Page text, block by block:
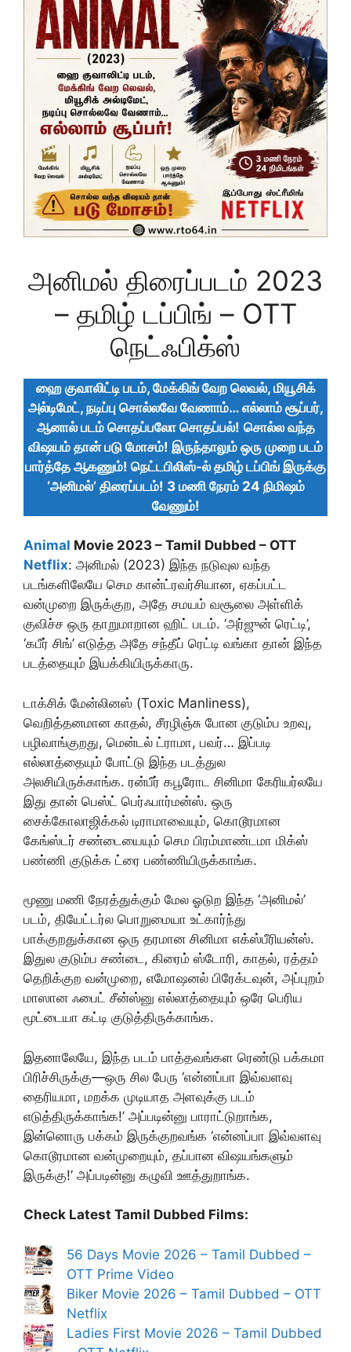
அனிமல் திரைப்படம் 2023
– தமிழ் டப்பிங் – OTT
நெட்ஃபிக்ஸ்
ஹை குவாலிட்டி படம், மேக்கிங் வேற லெவல், மியூசிக்
அல்டிமேட், நடிப்பு சொல்லவே வேணாம்… எல்லாம் சூப்பர்,
ஆனால் படம் சொதப்பலோ சொதப்பல்! சொல்ல வந்த
விஷயம் தான் படு மோசம்! இருந்தாலும் ஒரு முறை படம்
பார்த்தே ஆகணும்! நெட்டபிலிஸ்-ல் தமிழ் டப்பிங் இருக்கு
‘அனிமல்’ திரைப்படம்! 3 மணி நேரம் 24 நிமிஷம்
வேணும்!
Animal Movie 2023 – Tamil Dubbed – OTT
Netflix: அனிமல் (2023) இந்த நடுவுல வந்த
படங்களிலேயே செம கான்ட்ரவர்சியான, ஏகப்பட்ட
வன்முறை இருக்குற, அதே சமயம் வசூலை அள்ளிக்
குவிச்ச ஒரு தாறுமாறான ஹிட் படம். ‘அர்ஜுன் ரெட்டி’,
‘கபீர் சிங்’ எடுத்த அதே சந்தீப் ரெட்டி வங்கா தான் இந்த
படத்தையும் இயக்கியிருக்காரு.
டாக்சிக் மேன்லினஸ் (Toxic Manliness),
வெறித்தனமான காதல், சீரழிஞ்சு போன குடும்ப உறவு,
பழிவாங்குறது, மென்டல் ட்ராமா, பவர்… இப்படி
எல்லாத்தையும் போட்டு இந்த படத்துல
அலசியிருக்காங்க. ரன்பீர் கபூரோட சினிமா கேரியர்லயே
இது தான் பெஸ்ட் பெர்ஃபார்மன்ஸ். ஒரு
சைக்கோலாஜிக்கல் டிராமாவையும், கொடூரமான
கேங்ஸ்டர் சண்டையையும் செம பிரம்மாண்டமா மிக்ஸ்
பண்ணி குடுக்க ட்ரை பண்ணியிருக்காங்க.
மூணு மணி நேரத்துக்கும் மேல ஓடுற இந்த ‘அனிமல்’
படம், தியேட்டர்ல பொறுமையா உட்கார்ந்து
பாக்குறதுக்கான ஒரு தரமான சினிமா எக்ஸ்பீரியன்ஸ்.
இதுல குடும்ப சண்டை, கிரைம் ஸ்டோரி, காதல், ரத்தம்
தெறிக்குற வன்முறை, எமோஷனல் பிரேக்டவுன், அப்புறம்
மாஸான ஃபைட் சீன்ஸ்னு எல்லாத்தையும் ஒரே பெரிய
மூட்டையா கட்டி குடுத்திருக்காங்க.
இதனாலேயே, இந்த படம் பாத்தவங்கள ரெண்டு பக்கமா
பிரிச்சிருக்கு—ஒரு சில பேரு ‘என்னப்பா இவ்வளவு
தைரியமா, மறக்க முடியாத அளவுக்கு படம்
எடுத்திருக்காங்க!’ அப்படின்னு பாராட்டுறாங்க,
இன்னொரு பக்கம் இருக்குறவங்க ‘என்னப்பா இவ்வளவு
கொடூரமான வன்முறையும், தப்பான விஷயங்களும்
இருக்கு!’ அப்படின்னு கழுவி ஊத்துறாங்க.
Check Latest Tamil Dubbed Films:
56 Days Movie 2026 – Tamil Dubbed –
OTT Prime Video
Biker Movie 2026 – Tamil Dubbed – OTT
Netflix
Ladies First Movie 2026 – Tamil Dubbed